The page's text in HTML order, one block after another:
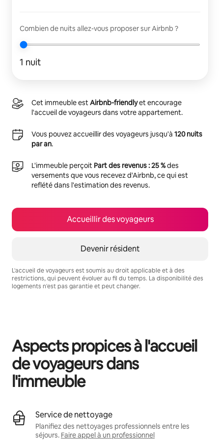
Combien de nuits allez-vous proposer sur Airbnb ?
1 nuit
Cet immeuble estAirbnb-friendlyet encourage
l'accueil de voyageurs dans votre appartement.
Vous pouvez accueillir des voyageurs jusqu'à 120 nuits
par an.
L'immeuble perçoit Part des revenus : 25 %des
versements que vous recevez d'Airbnb, ce qui est
reflété dans l'estimation des revenus.
Accueillir des voyageurs
Devenir résident
L'accueil de voyageurs est soumis au droit applicable et à des
restrictions, qui peuvent évoluer au fil du temps. La disponibilité des
logements n'est pas garantie et peut changer.
Aspects propices à l'accueil
de voyageurs dans
l'immeuble
Service de nettoyage
Planifiez des nettoyages professionnels entre les
séjours. Faire appel à un professionnel